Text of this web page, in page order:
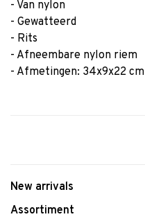
- Van nylon
- Gewatteerd
- Rits
- Afneembare nylon riem
- Afmetingen: 34x9x22 cm
New arrivals
Assortiment